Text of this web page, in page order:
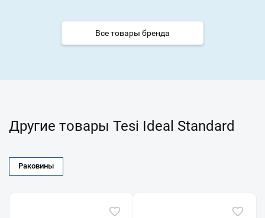
Все товары бренда
Другие товары Tesi Ideal Standard
Раковины